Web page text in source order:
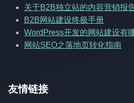
关于B2B独立站的内容营销报
B2B网站建设终极手册
WordPress开发的网站建设有
网站SEO之落地页转化指南
友情链接